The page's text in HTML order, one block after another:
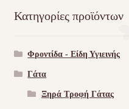
Κατηγορίες προϊόντων
Φροντίδα - Είδη Υγιεινής
Γάτα
Ξηρά Τροφή Γάτας